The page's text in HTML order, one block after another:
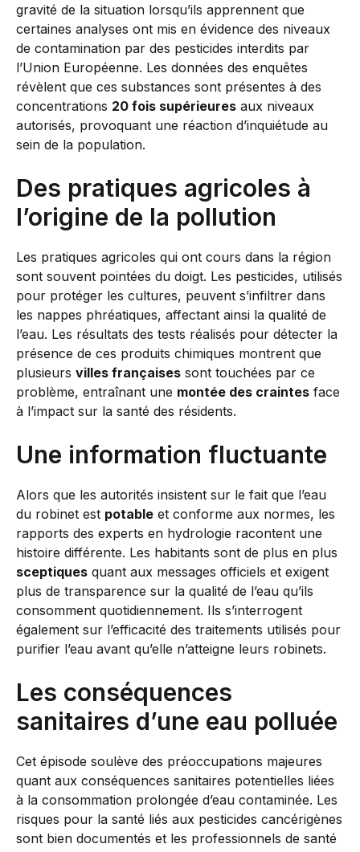
gravité de la situation lorsqu’ils apprennent que
certaines analyses ont mis en évidence des niveaux
de contamination par des pesticides interdits par
l’Union Européenne. Les données des enquêtes
révèlent que ces substances sont présentes à des
concentrations 20 fois supérieures aux niveaux
autorisés, provoquant une réaction d’inquiétude au
sein de la population.
Des pratiques agricoles à
l’origine de la pollution
Les pratiques agricoles qui ont cours dans la région
sont souvent pointées du doigt. Les pesticides, utilisés
pour protéger les cultures, peuvent s’infiltrer dans
les nappes phréatiques, affectant ainsi la qualité de
l’eau. Les résultats des tests réalisés pour détecter la
présence de ces produits chimiques montrent que
plusieurs villes françaises sont touchées par ce
problème, entraînant une montée des craintes face
à l’impact sur la santé des résidents.
Une information fluctuante
Alors que les autorités insistent sur le fait que l’eau
du robinet est potable et conforme aux normes, les
rapports des experts en hydrologie racontent une
histoire différente. Les habitants sont de plus en plus
sceptiques quant aux messages officiels et exigent
plus de transparence sur la qualité de l’eau qu’ils
consomment quotidiennement. Ils s’interrogent
également sur l’efficacité des traitements utilisés pour
purifier l’eau avant qu’elle n’atteigne leurs robinets.
Les conséquences
sanitaires d’une eau polluée
Cet épisode soulève des préoccupations majeures
quant aux conséquences sanitaires potentielles liées
à la consommation prolongée d’eau contaminée. Les
risques pour la santé liés aux pesticides cancérigènes
sont bien documentés et les professionnels de santé